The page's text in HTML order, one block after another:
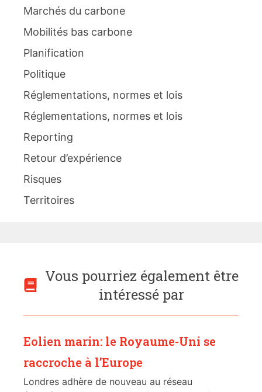
Marchés du carbone
Mobilités bas carbone
Planification
Politique
Réglementations, normes et lois
Réglementations, normes et lois
Reporting
Retour d’expérience
Risques
Territoires
Vous pourriez également être
intéressé par
Eolien marin: le Royaume-Uni se
raccroche à l’Europe
Londres adhère de nouveau au réseau